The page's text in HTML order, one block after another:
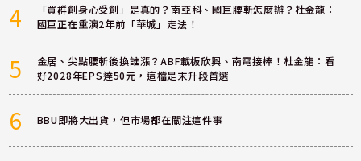
4
「買群創身心受創」是真的？南亞科、國巨腰斬怎麼辦？杜金龍：
國巨正在重演2年前「華城」走法！
5
金居、尖點腰斬後換誰漲？ABF載板欣興、南電接棒！杜金龍：看
好2028年EPS達50元，這檔是末升段首選
6 BBU即將大出貨，但市場都在關注這件事